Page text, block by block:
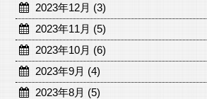
2023年12月 (3)
2023年11月 (5)
2023年10月 (6)
2023年9月 (4)
2023年8月 (5)